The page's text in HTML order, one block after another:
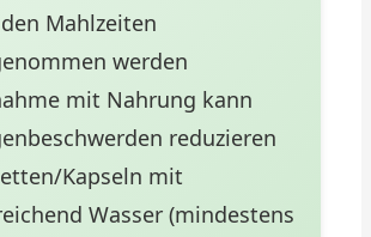
Mahlzeiten
werden
mit Nahrung kann
reduzieren
Kapseln mit
Wasser (mindestens